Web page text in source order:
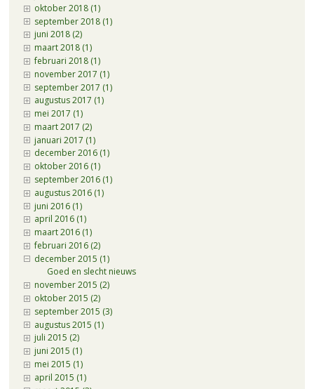
oktober 2018 (1)
september 2018 (1)
juni 2018 (2)
maart 2018 (1)
februari 2018 (1)
november 2017 (1)
september 2017 (1)
augustus 2017 (1)
mei 2017 (1)
maart 2017 (2)
januari 2017 (1)
december 2016 (1)
oktober 2016 (1)
september 2016 (1)
augustus 2016 (1)
juni 2016 (1)
april 2016 (1)
maart 2016 (1)
februari 2016 (2)
december 2015 (1)
Goed en slecht nieuws
november 2015 (2)
oktober 2015 (2)
september 2015 (3)
augustus 2015 (1)
juli 2015 (2)
juni 2015 (1)
mei 2015 (1)
april 2015 (1)